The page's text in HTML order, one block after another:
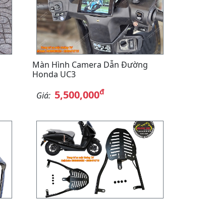
Màn Hình Camera Dẫn Đường
Honda UC3
Giá: 5,500,000đ